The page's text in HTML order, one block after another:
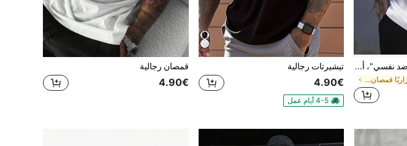
تي شيرت مطبوع عليه "أنا ضد نفسي"، أبيض، رقبة دائرية، قطن، قابل للتمدد، مقاس عادي، هدية للرجال، صيف الرجال
في منظم حراريًا قمصان رجالية
تيشيرتات رجالية
4.90€
4-5 أيام عمل
قمصان رجالية
4.90€